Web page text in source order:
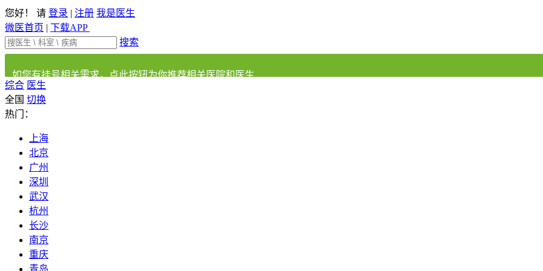
您好！ 请 登录 | 注册 我是医生
微医首页 | 下载APP
搜索
如您有挂号相关需求，点此按钮为你推荐相关医院和医生
综合 医生
全国 切换
热门：
上海
北京
广州
深圳
武汉
杭州
长沙
南京
重庆
青岛